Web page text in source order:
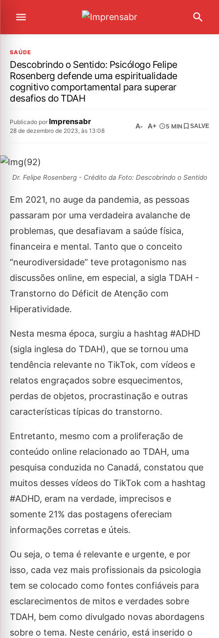
SAÚDE
Descobrindo o Sentido: Psicólogo Felipe
Rosenberg defende uma espiritualidade
cognitivo comportamental para superar
desafios do TDAH
Publicado por Imprensabr
28 de dezembro de 2023, às 13:08
A- A+ 5 MIN SALVE
Dr. Felipe Rosenberg - Crédito da Foto: Descobrindo o Sentido
Em 2021, no auge da pandemia, as pessoas
passaram por uma verdadeira avalanche de
problemas, que desafiavam a saúde física,
financeira e mental. Tanto que o conceito
“neurodiversidade” teve protagonismo nas
discussões online, em especial, a sigla TDAH -
Transtorno do Déficit de Atenção com
Hiperatividade.
Nesta mesma época, surgiu a hashtag #ADHD
(sigla inglesa do TDAH), que se tornou uma
tendência relevante no TikTok, com vídeos e
relatos engraçados sobre esquecimentos,
perdas de objetos, procrastinação e outras
características típicas do transtorno.
Entretanto, mesmo com a proliferação de
conteúdo online relacionado ao TDAH, uma
pesquisa conduzida no Canadá, constatou que
muitos desses vídeos do TikTok com a hashtag
#ADHD, eram na verdade, imprecisos e
somente 21% das postagens ofereciam
informações corretas e úteis.
Ou seja, o tema é relevante e urgente, e por
isso, cada vez mais profissionais da psicologia
tem se colocado como fontes confiáveis para
esclarecimentos de mitos e verdades sobre
TDAH, bem como divulgado novas abordagens
sobre o tema. Neste cenário, está inserido o